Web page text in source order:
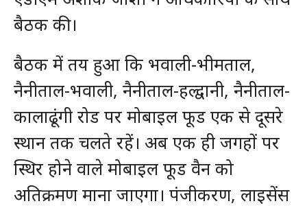
बैठक की।
बैठक में तय हुआ कि भवाली-भीमताल,
नैनीताल-भवाली, नैनीताल-हल्द्वानी, नैनीताल-
कालाढूंगी रोड पर मोबाइल फूड एक से दूसरे
स्थान तक चलते रहें। अब एक ही जगहों पर
स्थिर होने वाले मोबाइल फूड वैन को
अतिक्रमण माना जाएगा। पंजीकरण, लाइसेंस